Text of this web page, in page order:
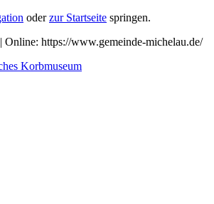
oderzur Startseite springen.
| Online: https://www.gemeinde-michelau.de/